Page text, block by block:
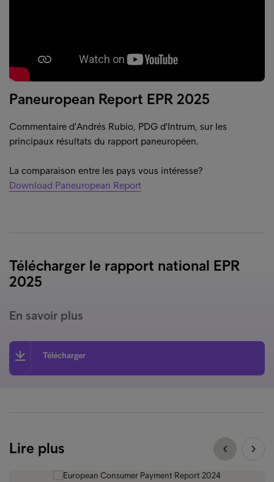
Paneuropean Report EPR 2025
Commentaire d'Andrés Rubio, PDG d'Intrum, sur les
principaux résultats du rapport paneuropéen.
La comparaison entre les pays vous intéresse?
Download Paneuropean Report
Télécharger le rapport national EPR
2025
En savoir plus
Télécharger
Lire plus